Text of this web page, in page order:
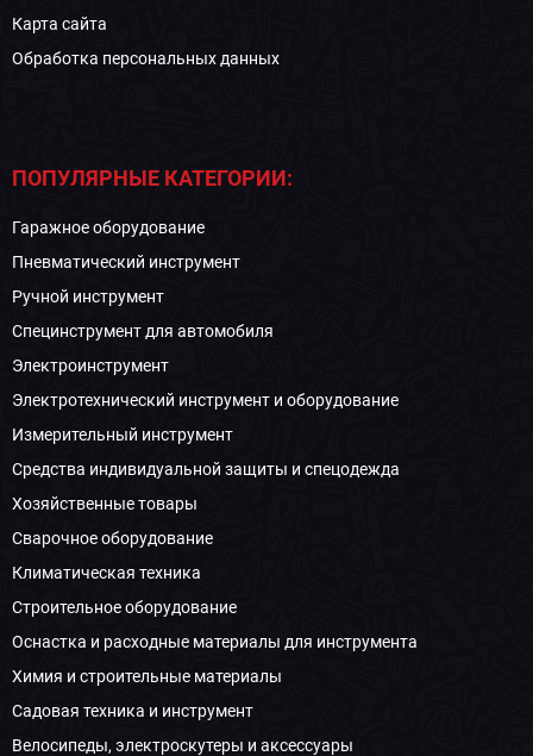
Карта сайта
Обработка персональных данных
ПОПУЛЯРНЫЕ КАТЕГОРИИ:
Гаражное оборудование
Пневматический инструмент
Ручной инструмент
Специнструмент для автомобиля
Электроинструмент
Электротехнический инструмент и оборудование
Измерительный инструмент
Средства индивидуальной защиты и спецодежда
Хозяйственные товары
Сварочное оборудование
Климатическая техника
Строительное оборудование
Оснастка и расходные материалы для инструмента
Химия и строительные материалы
Садовая техника и инструмент
Велосипеды, электроскутеры и аксессуары